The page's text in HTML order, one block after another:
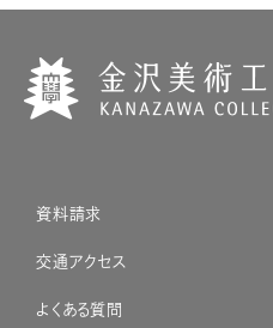
資料請求
交通アクセス
よくある質問